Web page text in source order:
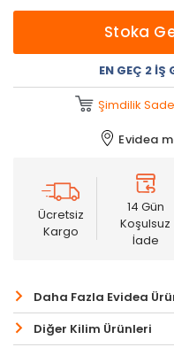
Stoka
EN GEÇ 2 İŞ
Şimdilik
Evidea
Ücretsiz
Kargo
14 Gün
Koşulsuz
İade
Daha Fazla Evidea
Diğer Kilim Ürünleri